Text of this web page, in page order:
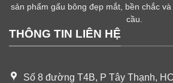
sản phẩm gấu bông đẹp mắt, bền chắc
cầu.
THÔNG TIN LIÊN HỆ
Số 8 đường T4B, P Tây Thạnh,